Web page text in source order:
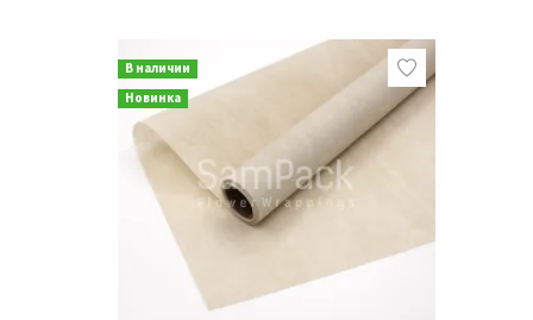
В наличии
Новинка